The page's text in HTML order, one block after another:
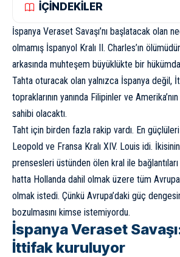
İÇİNDEKİLER
İspanya Veraset Savaşı’nı başlatacak olan
olmamış İspanyol Kralı II. Charles’ın
arkasında muhteşem büyüklükte bir
Tahta oturacak olan yalnızca İspanya değil,
topraklarının yanında Filipinler ve
sahibi olacaktı.
Taht için birden fazla rakip vardı. En
Leopold ve Fransa Kralı XIV. Louis idi.
prensesleri üstünden ölen kral ile
hatta Hollanda dahil olmak üzere tüm
olmak istedi. Çünkü Avrupa’daki güç
bozulmasını kimse istemiyordu.
İspanya Veraset
İttifak kuruluyor